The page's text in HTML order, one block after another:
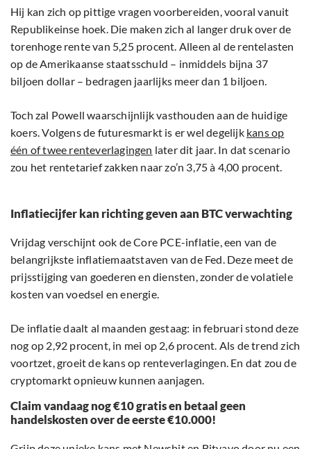
Hij kan zich op pittige vragen voorbereiden, vooral vanuit
Republikeinse hoek. Die maken zich al langer druk over de
torenhoge rente van 5,25 procent. Alleen al de rentelasten
op de Amerikaanse staatsschuld – inmiddels bijna 37
biljoen dollar – bedragen jaarlijks meer dan 1 biljoen.
Toch zal Powell waarschijnlijk vasthouden aan de huidige
koers. Volgens de futuresmarkt is er wel degelijk kans op
één of twee renteverlagingen later dit jaar. In dat scenario
zou het rentetarief zakken naar zo’n 3,75 à 4,00 procent.
Inflatiecijfer kan richting geven aan BTC verwachting
Vrijdag verschijnt ook de Core PCE-inflatie, een van de
belangrijkste inflatiemaatstaven van de Fed. Deze meet de
prijsstijging van goederen en diensten, zonder de volatiele
kosten van voedsel en energie.
De inflatie daalt al maanden gestaag: in februari stond deze
nog op 2,92 procent, in mei op 2,6 procent. Als de trend zich
voortzet, groeit de kans op renteverlagingen. En dat zou de
cryptomarkt opnieuw kunnen aanjagen.
Claim vandaag nog €10 gratis en betaal geen
handelskosten over de eerste €10.000!